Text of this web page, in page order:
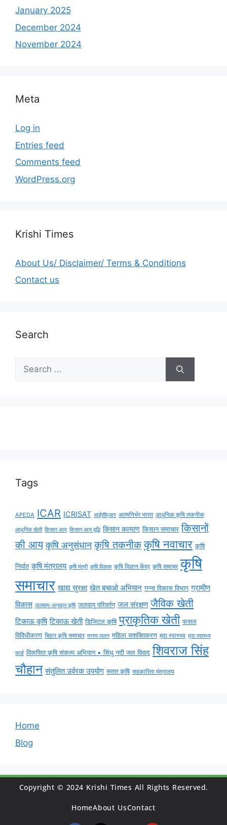
January 2025
December 2024
November 2024
Meta
Log in
Entries feed
Comments feed
WordPress.org
Krishi Times
About Us/ Disclaimer/ Terms & Conditions
Contact us
Search
Tags
APEDA ICAR ICRISAT आईसीएआर आत्मनिर्भर भारत आधुनिक कृषि तकनीक
आधुनिक खेती किसान आय किसान आय वृद्धि किसान कल्याण किसान समाचार किसानों
की आय कृषि अनुसंधान कृषि तकनीक कृषि नवाचार कृषि
निर्यात कृषि मंत्रालय कृषि मंत्री कृषि विकास कृषि विज्ञान केंद्र कृषि समाचर कृषि
समाचार खाद्य सुरक्षा खेत बचाओ अभियान गन्ना विकास विभाग ग्रामीण
विकास जलवायु-अनुकूल कृषि जलवायु परिवर्तन जल संरक्षण जैविक खेती
टिकाऊ कृषि टिकाऊ खेती डिजिटल कृषि प्राकृतिक खेती फसल
विविधीकरण बिहार कृषि समाचार मत्स्य पालन महिला सशक्तिकरण मृदा स्वास्थ्य मृदा स्वास्थ्य
कार्ड विकसित कृषि संकल्प अभियान • सिंधु नदी जल विवाद शिवराज सिंह
चौहान संतुलित उर्वरक उपयोग सतत कृषि सहकारिता मंत्रालय
Home
Blog
Copyright © 2024 Krishi Times All Rights Reserved.
HomeAbout UsContact